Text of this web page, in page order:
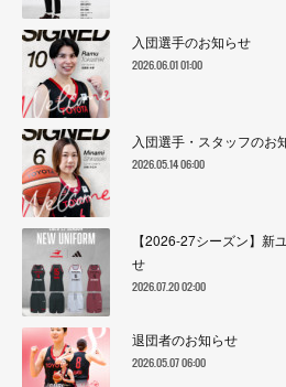
入団選手のお知らせ
2026.06.01 01:00
入団選手・スタッフのお
2026.05.14 06:00
【2026-27シーズン】新
せ
2026.07.20 02:00
退団者のお知らせ
2026.05.07 06:00